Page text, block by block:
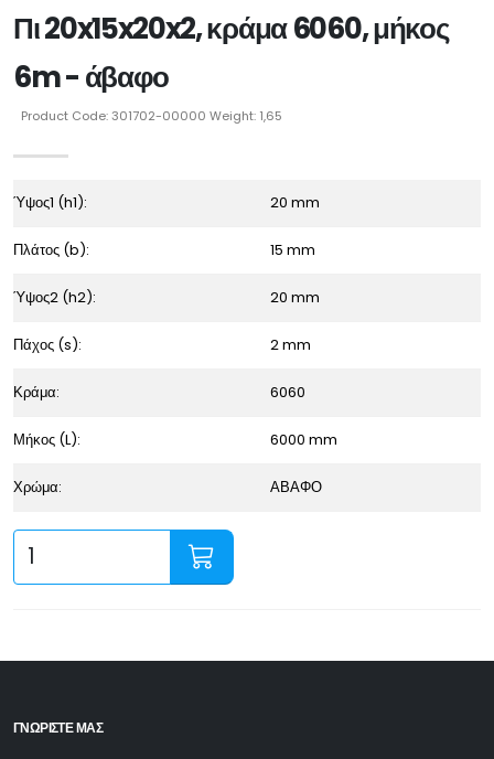
Πι 20x15x20x2, κράμα 6060, μήκος
6m - άβαφο
Product Code: 301702-00000 Weight: 1,65
Ύψος1 (h1): 20 mm
Πλάτος (b): 15 mm
Ύψος2 (h2): 20 mm
Πάχος (s): 2 mm
Κράμα: 6060
Μήκος (L): 6000 mm
Χρώμα: ΑΒΑΦΟ
ΓΝΩΡΙΣΤΕ ΜΑΣ